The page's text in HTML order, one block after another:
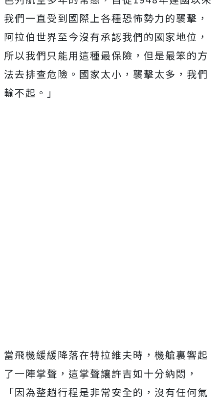
我們一直受到國際上各種恐怖勢力的襲擊，
阿拉伯世界至今沒有承認我們的國家地位，
所以我們只能用這種最保險，但是最笨的方
法去排查危險。國家太小，襲擊太多，我們
輸不起。」
當飛機緩緩降落在特拉維夫時，機艙裏響起
了一陣掌聲，這掌聲讓許吉如十分納悶，
「因為整趟行程是非常安全的，沒有任何氣